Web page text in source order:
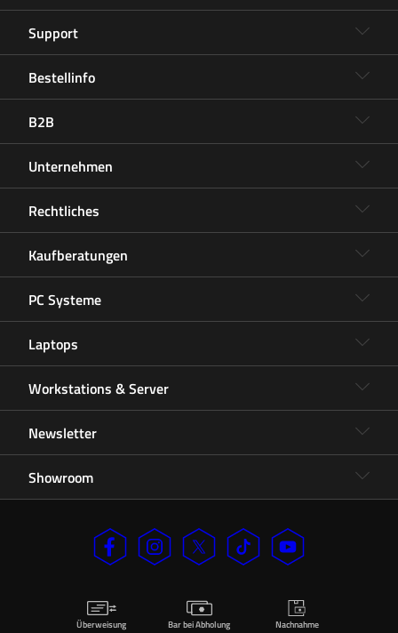
Support
Bestellinfo
B2B
Unternehmen
Rechtliches
Kaufberatungen
PC Systeme
Laptops
Workstations & Server
Newsletter
Showroom
Überweisung Bar bei Abholung Nachnahme